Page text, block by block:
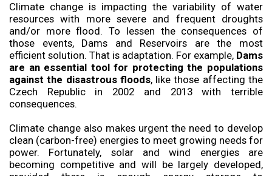
Climate change is impacting the variability of water
resources with more severe and frequent droughts
and/or more flood. To lessen the consequences of
those events, Dams and Reservoirs are the most
efficient solution. That is adaptation. For example, Dams
are an essential tool for protecting the populations
against the disastrous floods, like those affecting the
Czech Republic in 2002 and 2013 with terrible
consequences.
Climate change also makes urgent the need to develop
clean (carbon-free) energies to meet growing needs for
power. Fortunately, solar and wind energies are
becoming competitive and will be largely developed,